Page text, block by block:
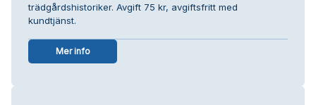
trädgårdshistoriker. Avgift 75 kr, avgiftsfritt med
kundtjänst.
Mer info